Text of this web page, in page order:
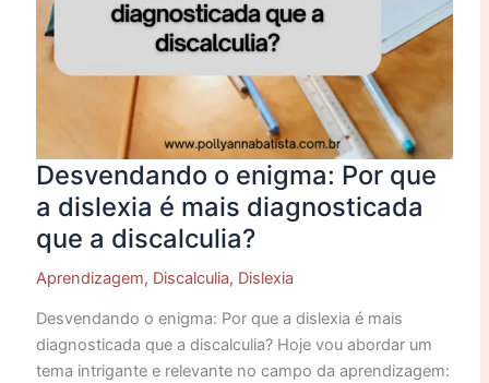
Desvendando o enigma: Por que
a dislexia é mais diagnosticada
que a discalculia?
Aprendizagem, Discalculia, Dislexia
Desvendando o enigma: Por que a dislexia é mais
diagnosticada que a discalculia? Hoje vou abordar um
tema intrigante e relevante no campo da aprendizagem:
discalculia?